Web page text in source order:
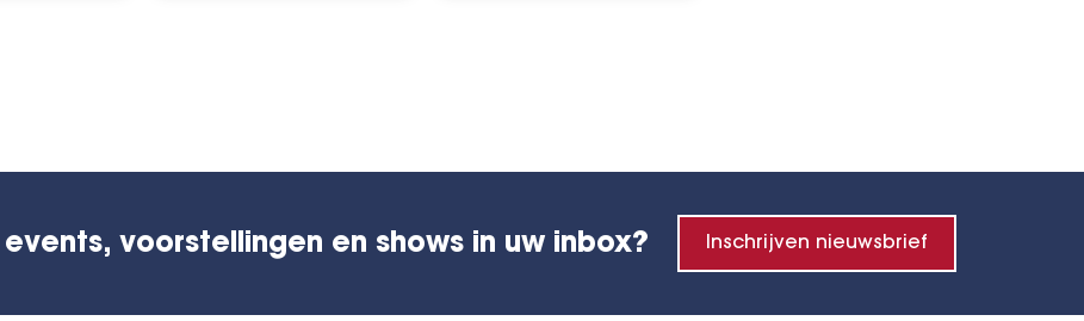
voorstellingen en shows in uw inbox? Inschrijven nieuwsbrief